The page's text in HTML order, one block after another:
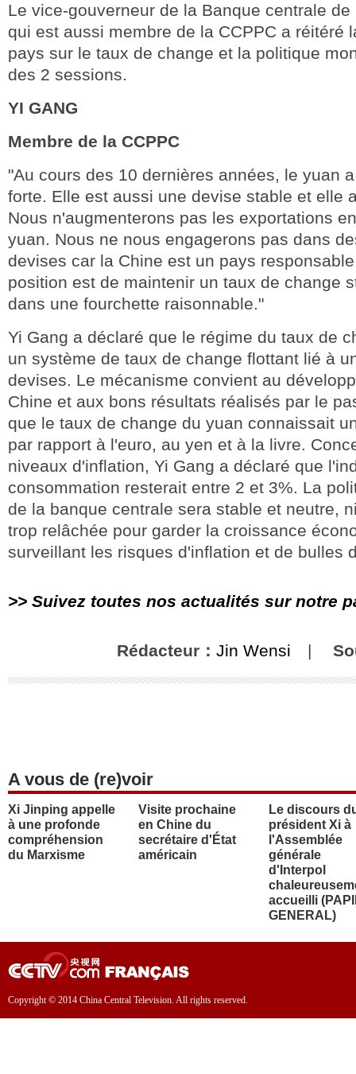
Le vice-gouverneur de la Banque centrale de
qui est aussi membre de la CCPPC a réitéré
pays sur le taux de change et la politique
des 2 sessions.
YI GANG
Membre de la CCPPC
"Au cours des 10 dernières années, le yuan
forte. Elle est aussi une devise stable et elle
Nous n'augmenterons pas les exportations
yuan. Nous ne nous engagerons pas dans
devises car la Chine est un pays
position est de maintenir un taux de change
dans une fourchette raisonnable."
Yi Gang a déclaré que le régime du taux de
un système de taux de change flottant lié à
devises. Le mécanisme convient au
Chine et aux bons résultats réalisés par le
que le taux de change du yuan connaissait
par rapport à l'euro, au yen et à la livre.
niveaux d'inflation, Yi Gang a déclaré que
consommation resterait entre 2 et 3%. La
de la banque centrale sera stable et neutre,
trop relâchée pour garder la croissance
surveillant les risques d'inflation et de bulles
>> Suivez toutes nos actualités sur notre
Rédacteur： Jin Wensi |
A vous de (re)voir
Xi Jinping appelle
à une profonde
compréhension
du Marxisme
Visite prochaine
en Chine du
secrétaire d'État
américain
Le discours
président Xi à
l'Assemblée
générale
d'Interpol
accueilli
GENERAL)
Copyright © 2014 China Central Television. All rights reserved.